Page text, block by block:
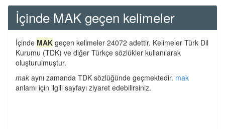
İçinde MAK geçen kelimeler
İçinde MAK geçen kelimeler 24072 adettir. Kelimeler Türk Dil
Kurumu (TDK) ve diğer Türkçe sözlükler kullanılarak
oluşturulmuştur.
mak aynı zamanda TDK sözlüğünde geçmektedir. mak
anlamı için ilgili sayfayı ziyaret edebilirsiniz.